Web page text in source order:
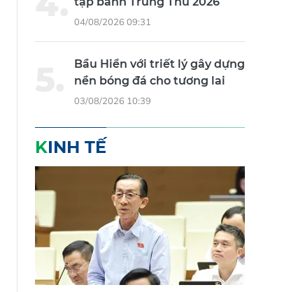
04/08/2026 09:31
Bầu Hiển với triết lý gây dựng
nền bóng đá cho tương lai
03/08/2026 10:39
KINH TẾ